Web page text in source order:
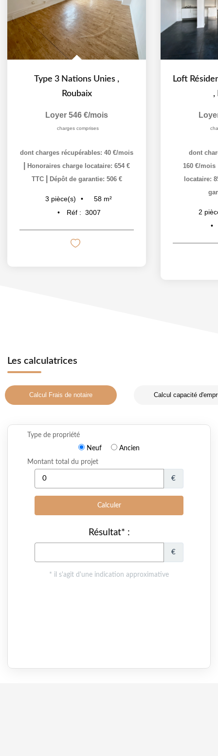
Type 3 Nations Unies ,
Roubaix
Loyer 546 €/mois
charges comprises
dont charges récupérables: 40 €/mois
Honoraires charge locataire: 654 €
TTC
Dépôt de garantie: 506 €
3 pièce(s) 58 m²
Réf : 3007
,
dont
160 €/mois
locataire:
2
Les calculatrices
Calcul Frais de notaire Calcul capacité